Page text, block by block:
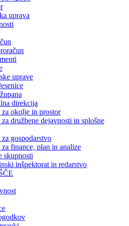
uprava
uprave
direkcija
okolje in prostor
družbene dejavnosti in splošne
gospodarstvo
finance, plan in analize
skupnosti
inšpektorat in redarstvo